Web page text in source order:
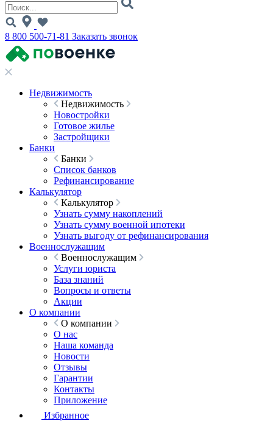
8 800 500-71-81 Заказать звонок
Недвижимость
Недвижимость
Новостройки
Готовое жилье
Застройщики
Банки
Банки
Список банков
Рефинансирование
Калькулятор
Калькулятор
Узнать сумму накоплений
Узнать сумму военной ипотеки
Узнать выгоду от рефинансирования
Военнослужащим
Военнослужащим
Услуги юриста
База знаний
Вопросы и ответы
Акции
О компании
О компании
О нас
Наша команда
Новости
Отзывы
Гарантии
Контакты
Приложение
Избранное